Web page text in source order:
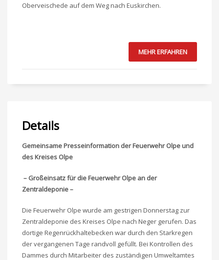
Oberveischede auf dem Weg nach Euskirchen.
MEHR ERFAHREN
Details
Gemeinsame Presseinformation der Feuerwehr Olpe und
des Kreises Olpe
– Großeinsatz für die Feuerwehr Olpe an der
Zentraldeponie –
Die Feuerwehr Olpe wurde am gestrigen Donnerstag zur
Zentraldeponie des Kreises Olpe nach Neger gerufen. Das
dortige Regenrückhaltebecken war durch den Starkregen
der vergangenen Tage randvoll gefüllt. Bei Kontrollen des
Dammes durch Mitarbeiter des zuständigen Umweltamtes